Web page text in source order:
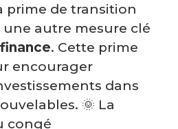
prime de transition
autre mesure clé
. Cette prime
encourager
dans
🌞 La
congé